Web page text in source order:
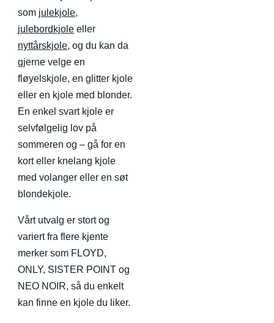
som julekjole,
julebordkjole eller
nyttårskjole, og du kan da
gjerne velge en
fløyelskjole, en glitter kjole
eller en kjole med blonder.
En enkel svart kjole er
selvfølgelig lov på
sommeren og – gå for en
kort eller knelang kjole
med volanger eller en søt
blondekjole.
Vårt utvalg er stort og
variert fra flere kjente
merker som FLOYD,
ONLY, SISTER POINT og
NEO NOIR, så du enkelt
kan finne en kjole du liker.